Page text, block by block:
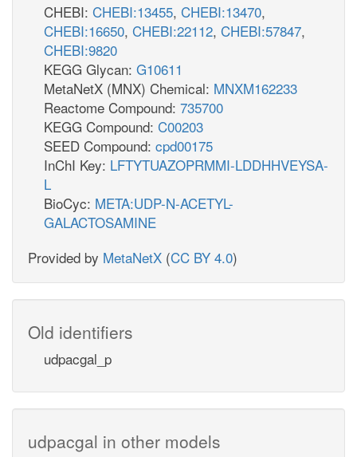
CHEBI: CHEBI:13455, CHEBI:13470,
CHEBI:16650, CHEBI:22112, CHEBI:57847,
CHEBI:9820
KEGG Glycan: G10611
MetaNetX (MNX) Chemical: MNXM162233
Reactome Compound: 735700
KEGG Compound: C00203
SEED Compound: cpd00175
InChI Key: LFTYTUAZOPRMMI-LDDHHVEYSA-
L
BioCyc: META:UDP-N-ACETYL-
GALACTOSAMINE
Provided by MetaNetX (CC BY 4.0)
Old identifiers
udpacgal_p
udpacgal in other models